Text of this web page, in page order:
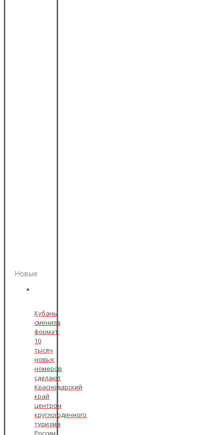
Новые
Кубань
сменила
формат:
10
тысяч
новых
номеров
сделают
Краснодарский
край
центром
круглогодичного
туризма
России